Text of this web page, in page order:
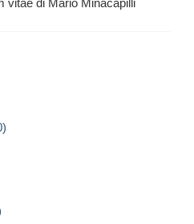
vitae di Mario Minacapilli